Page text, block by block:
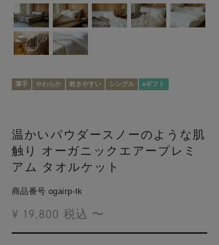
薄手 やわらか 乾きやすい シングル eギフト
温かいパウダースノーのような肌
触り
オーガニックエアープレミ
アム タオルケット
商品番号 ogairp-tk
¥ 19,800 税込 〜